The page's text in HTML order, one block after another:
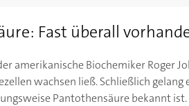
Fast überall
amerikanische Biochemiker Roger
wachsen ließ. Schließlich
Pantothensäure bekannt